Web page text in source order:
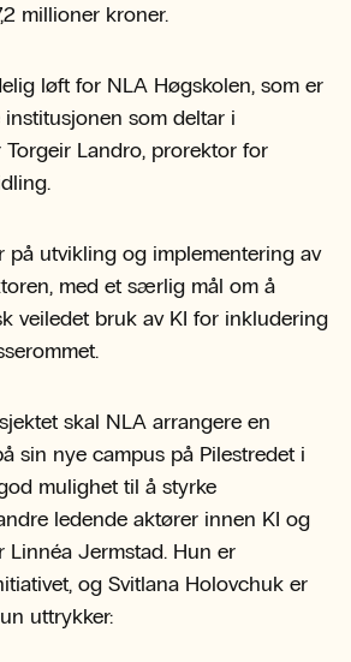
millioner kroner.
løft for NLA Høgskolen, som er
som deltar i
Torgeir Landro, prorektor for
på utvikling og implementering av
med et særlig mål om å
veiledet bruk av KI for inkludering
skal NLA arrangere en
sin nye campus på Pilestredet i
mulighet til å styrke
ledende aktører innen KI og
Linnéa Jermstad. Hun er
og Svitlana Holovchuk er
uttrykker: